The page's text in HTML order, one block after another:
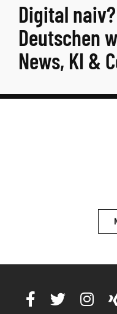
Digital
Deutschen
News, KI &